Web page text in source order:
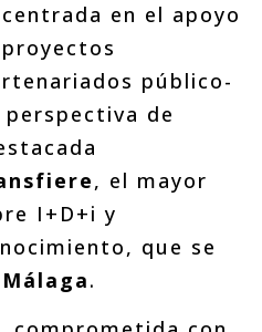
en el apoyo
público-
de
, el mayor
I+D+i y
que se
Málaga.